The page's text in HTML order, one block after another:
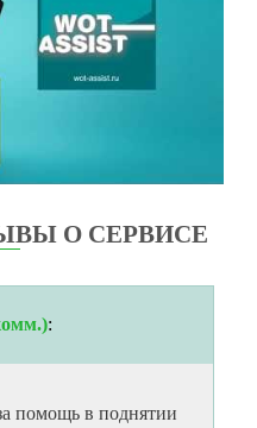
О СЕРВИСЕ
:
помощь в поднятии